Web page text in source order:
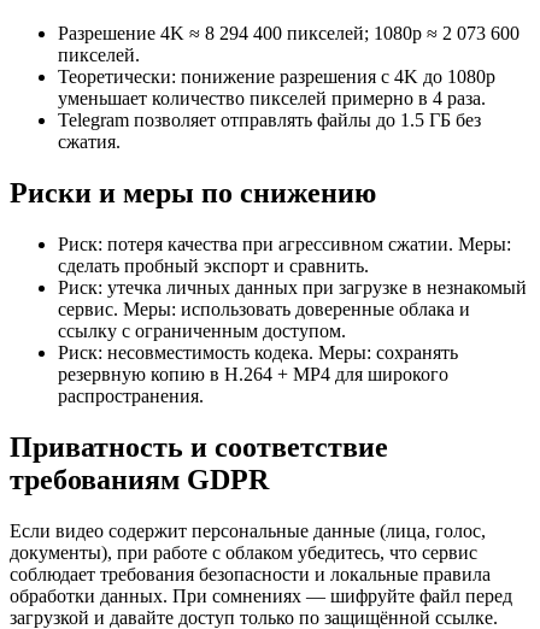
Разрешение 4K ≈ 8 294 400 пикселей; 1080p ≈ 2 073 600
пикселей.
Теоретически: понижение разрешения с 4K до 1080p
уменьшает количество пикселей примерно в 4 раза.
Telegram позволяет отправлять файлы до 1.5 ГБ без
сжатия.
Риски и меры по снижению
Риск: потеря качества при агрессивном сжатии. Меры:
сделать пробный экспорт и сравнить.
Риск: утечка личных данных при загрузке в незнакомый
сервис. Меры: использовать доверенные облака и
ссылку с ограниченным доступом.
Риск: несовместимость кодека. Меры: сохранять
резервную копию в H.264 + MP4 для широкого
распространения.
Приватность и соответствие
требованиям GDPR
Если видео содержит персональные данные (лица, голос,
документы), при работе с облаком убедитесь, что сервис
соблюдает требования безопасности и локальные правила
обработки данных. При сомнениях — шифруйте файл перед
загрузкой и давайте доступ только по защищённой ссылке.